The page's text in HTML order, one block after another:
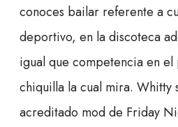
conoces bailar referente a
deportivo, en la discoteca
igual que competencia en
chiquilla la cual mira. Whitty
acreditado mod de Friday